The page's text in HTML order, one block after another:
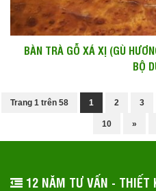
BÀN TRÀ GỖ XÁ XỊ (GÙ
BỘ
Trang 1 trên 58 1 2 3
10 »
12 NĂM TƯ VẤN - THIẾT